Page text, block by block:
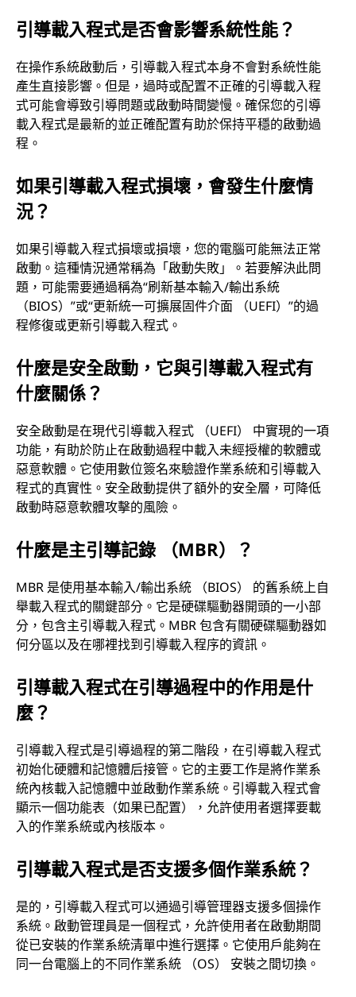
引導載入程式是否會影響系統性能？
在操作系統啟動后，引導載入程式本身不會對系統性能
產生直接影響。但是，過時或配置不正確的引導載入程
式可能會導致引導問題或啟動時間變慢。確保您的引導
載入程式是最新的並正確配置有助於保持平穩的啟動過
程。
如果引導載入程式損壞，會發生什麼情
況？
如果引導載入程式損壞或損壞，您的電腦可能無法正常
啟動。這種情況通常稱為「啟動失敗」。若要解決此問
題，可能需要通過稱為“刷新基本輸入/輸出系統
（BIOS）”或“更新統一可擴展固件介面 （UEFI）”的過
程修復或更新引導載入程式。
什麼是安全啟動，它與引導載入程式有
什麼關係？
安全啟動是在現代引導載入程式 （UEFI） 中實現的一項
功能，有助於防止在啟動過程中載入未經授權的軟體或
惡意軟體。它使用數位簽名來驗證作業系統和引導載入
程式的真實性。安全啟動提供了額外的安全層，可降低
啟動時惡意軟體攻擊的風險。
什麼是主引導記錄 （MBR）？
MBR 是使用基本輸入/輸出系統 （BIOS） 的舊系統上自
舉載入程式的關鍵部分。它是硬碟驅動器開頭的一小部
分，包含主引導載入程式。MBR 包含有關硬碟驅動器如
何分區以及在哪裡找到引導載入程序的資訊。
引導載入程式在引導過程中的作用是什
麼？
引導載入程式是引導過程的第二階段，在引導載入程式
初始化硬體和記憶體后接管。它的主要工作是將作業系
統內核載入記憶體中並啟動作業系統。引導載入程式會
顯示一個功能表（如果已配置），允許使用者選擇要載
入的作業系統或內核版本。
引導載入程式是否支援多個作業系統？
是的，引導載入程式可以通過引導管理器支援多個操作
系統。啟動管理員是一個程式，允許使用者在啟動期間
從已安裝的作業系統清單中進行選擇。它使用戶能夠在
同一台電腦上的不同作業系統 （OS） 安裝之間切換。